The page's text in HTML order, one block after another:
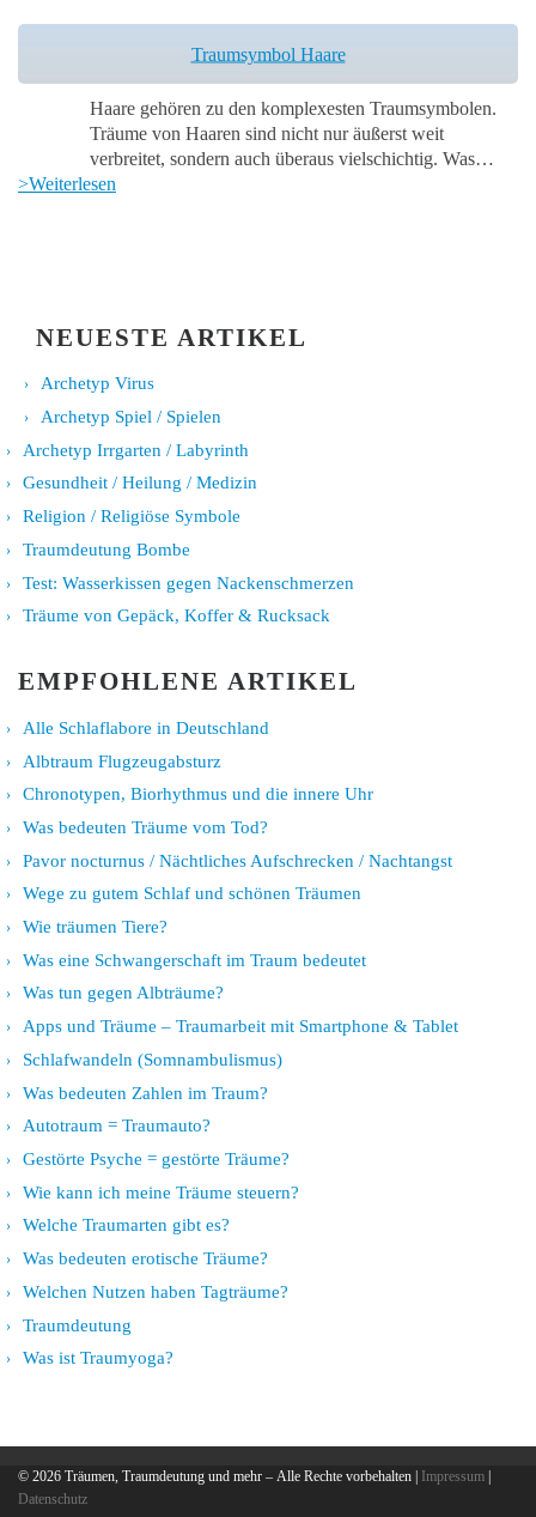
Traumsymbol Haare
Haare gehören zu den komplexesten Traumsymbolen.
Träume von Haaren sind nicht nur äußerst weit
verbreitet, sondern auch überaus vielschichtig. Was…
>Weiterlesen
NEUESTE ARTIKEL
Archetyp Virus
Archetyp Spiel / Spielen
Archetyp Irrgarten / Labyrinth
Gesundheit / Heilung / Medizin
Religion / Religiöse Symbole
Traumdeutung Bombe
Test: Wasserkissen gegen Nackenschmerzen
Träume von Gepäck, Koffer & Rucksack
EMPFOHLENE ARTIKEL
Alle Schlaflabore in Deutschland
Albtraum Flugzeugabsturz
Chronotypen, Biorhythmus und die innere Uhr
Was bedeuten Träume vom Tod?
Pavor nocturnus / Nächtliches Aufschrecken / Nachtangst
Wege zu gutem Schlaf und schönen Träumen
Wie träumen Tiere?
Was eine Schwangerschaft im Traum bedeutet
Was tun gegen Albträume?
Apps und Träume – Traumarbeit mit Smartphone & Tablet
Schlafwandeln (Somnambulismus)
Was bedeuten Zahlen im Traum?
Autotraum = Traumauto?
Gestörte Psyche = gestörte Träume?
Wie kann ich meine Träume steuern?
Welche Traumarten gibt es?
Was bedeuten erotische Träume?
Welchen Nutzen haben Tagträume?
Traumdeutung
Was ist Traumyoga?
© 2026 Träumen, Traumdeutung und mehr – Alle Rechte vorbehalten | Impressum
Datenschutz